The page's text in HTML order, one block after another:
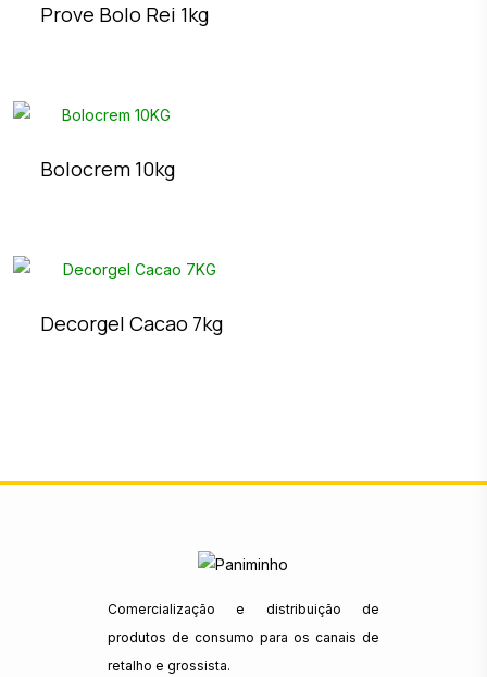
Prove Bolo Rei 1kg
Bolocrem 10kg
Decorgel Cacao 7kg
Comercialização e distribuição de
produtos de consumo para os canais de
retalho e grossista.